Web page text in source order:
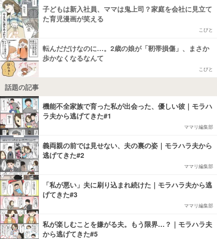
子どもは新入社員、ママは鬼上司？家庭を会社に見立て
た育児漫画が笑える
こびと
転んだだけなのに…。2歳の娘が「靭帯損傷」、まさか
歩かなくなるなんて
こびと
話題の記事
機能不全家族で育った私が出会った、優しい彼｜モラハ
ラ夫から逃げてきた#1
ママリ編集部
義両親の前では見せない、夫の裏の姿｜モラハラ夫から
逃げてきた#2
ママリ編集部
「私が悪い」夫に刷り込まれ続けた｜モラハラ夫から逃
げてきた#3
ママリ編集部
私が楽しむことを嫌がる夫。もう限界…？｜モラハラ夫
から逃げてきた#5